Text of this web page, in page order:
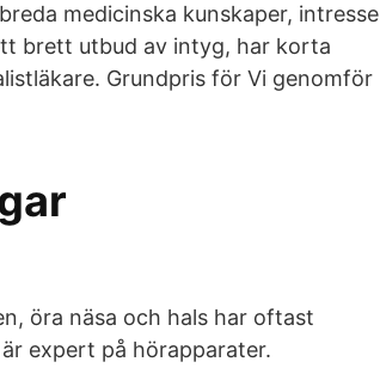
medicinska kunskaper, intresse
brett utbud av intyg, har korta
Grundpris för Vi genomför
öra näsa och hals har oftast
expert på hörapparater.